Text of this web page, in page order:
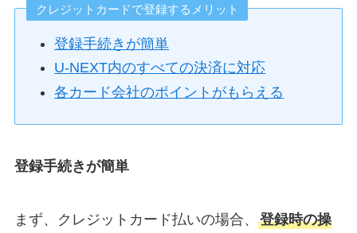
クレジットカードで登録するメリット
登録手続きが簡単
U-NEXT内のすべての決済に対応
各カード会社のポイントがもらえる
登録手続きが簡単
まず、クレジットカード払いの場合、 登録時の操